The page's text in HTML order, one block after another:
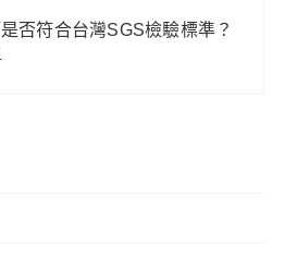
否符合台灣SGS檢驗標準？